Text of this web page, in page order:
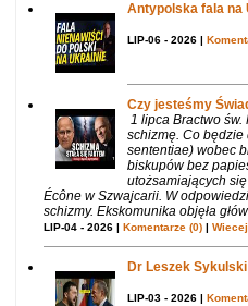
Antypolska fala na
LIP-06 - 2026 |
Czy jesteśmy
1 lipca Bractwo
schizmę. Co będzie
sententiae) wobec
biskupów bez
utożsamiających
Écône w Szwajcarii. W
schizmy. Ekskomunika objęła
LIP-04 - 2026 | Komentarze (0)|
Dr Leszek
LIP-03 - 2026 |